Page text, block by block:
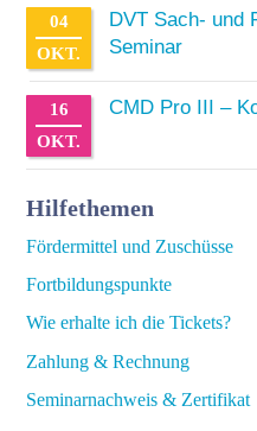
04
OKT.
DVT Sach- und
Seminar
16
OKT.
CMD Pro III –
Hilfethemen
Fördermittel und Zuschüsse
Fortbildungspunkte
Wie erhalte ich die Tickets?
Zahlung & Rechnung
Seminarnachweis & Zertifikat